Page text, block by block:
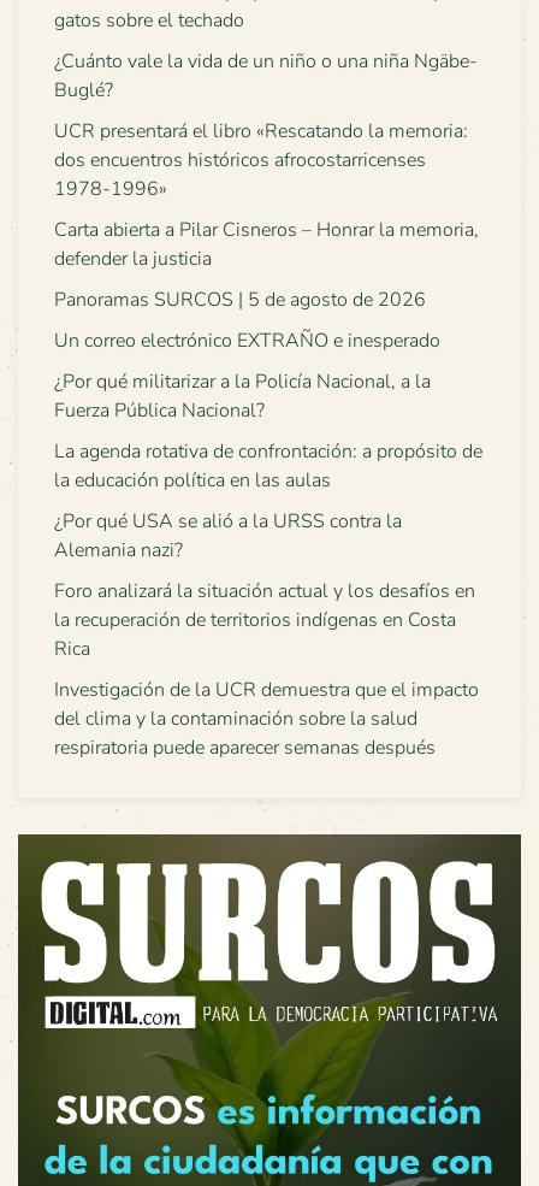
gatos sobre el techado
¿Cuánto vale la vida de un niño o una niña Ngäbe-
Buglé?
UCR presentará el libro «Rescatando la memoria:
dos encuentros históricos afrocostarricenses
1978-1996»
Carta abierta a Pilar Cisneros – Honrar la memoria,
defender la justicia
Panoramas SURCOS | 5 de agosto de 2026
Un correo electrónico EXTRAÑO e inesperado
¿Por qué militarizar a la Policía Nacional, a la
Fuerza Pública Nacional?
La agenda rotativa de confrontación: a propósito de
la educación política en las aulas
¿Por qué USA se alió a la URSS contra la
Alemania nazi?
Foro analizará la situación actual y los desafíos en
la recuperación de territorios indígenas en Costa
Rica
Investigación de la UCR demuestra que el impacto
del clima y la contaminación sobre la salud
respiratoria puede aparecer semanas después